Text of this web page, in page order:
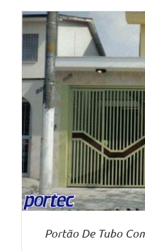
Portão De Tubo